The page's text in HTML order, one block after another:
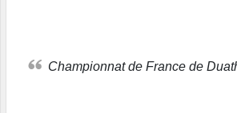
Championnat de France de